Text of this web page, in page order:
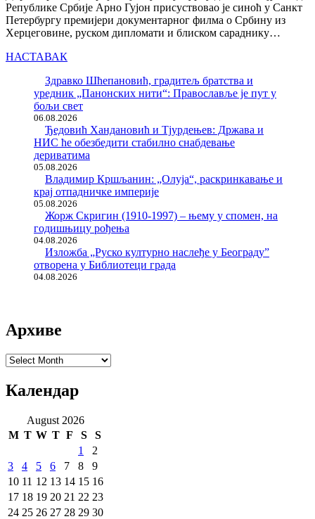
Републике Србије Арно Гујон присуствовао је синоћ у Санкт
Петербургу премијери документарног филма о Србину из
Херцеговине, руском дипломати и блиском сараднику…
НАСТАВАК
Здравко Шћепановић, градитељ братства и
уредник „Панонских нити“: Православље је пут у
бољи свет
06.08.2026
Ђедовић Хандановић и Тјурдењев: Држава и
НИС ће обезбедити стабилно снабдевање
дериватима
05.08.2026
Владимир Кршљанин: „Олуја“, раскринкавање и
крај отпадничке империје
05.08.2026
Жорж Скригин (1910-1997) – њему у спомен, на
годишњицу рођења
04.08.2026
Изложба „Руско културно наслеђе у Београду”
отворена у Библиотеци града
04.08.2026
Архиве
Архиве
Календар
August 2026
M T W T F S
S
1
2
3
4 5 6 7 8
9
10 11 12 13 14 15 16
17 18 19 20 21 22 23
24 25 26 27 28 29 30